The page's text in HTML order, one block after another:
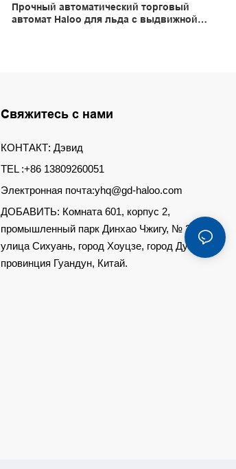
Прочный автоматический торговый
автомат Haloo для льда с выдвижной
Свяжитесь с нами
КОНТАКТ: Дэвид
TEL :+86 13809260051
Электронная почта:yhq@gd-haloo.com
ДОБАВИТЬ: Комната 601, корпус 2,
промышленный парк Динхао Чжигу, № 250,
улица Сихуань, город Хоуцзе, город Дунгуань,
провинция Гуандун, Китай.